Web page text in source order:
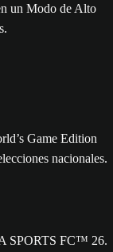
un Modo de Alto
SPORTS FC™ 26.